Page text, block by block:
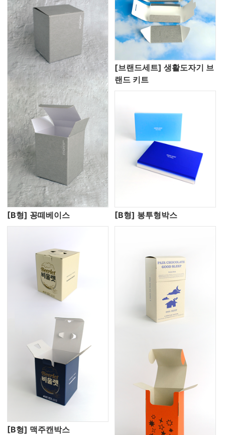
[B형] 꽁떼베이스
[브랜드세트] 생활도자기 브
랜드 키트
[B형] 맥주캔박스
[B형] 봉투형박스